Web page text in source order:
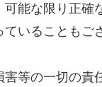
能な限り正確
いることもご
等の一切の責